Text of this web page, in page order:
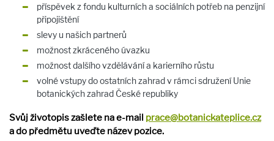
příspěvek z fondu kulturních a sociálních potřeb na penzijní
připojištění
slevy u našich partnerů
možnost zkráceného úvazku
možnost dalšího vzdělávání a karierního růstu
volné vstupy do ostatních zahrad v rámci sdružení Unie
botanických zahrad České republiky
Svůj životopis zašlete na e-mail prace@botanickateplice.cz
a do předmětu uveďte název pozice.